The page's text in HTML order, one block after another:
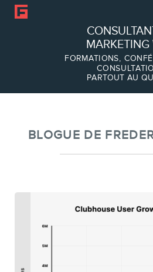
MARKETING
FORMATIONS,
PARTOUT AU
À
BLOGUE DE